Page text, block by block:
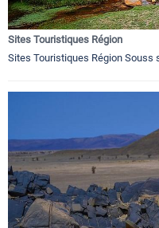
Sites Touristiques Région
Sites Touristiques Région Souss